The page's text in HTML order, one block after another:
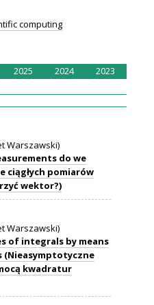
computing
2025 2024 2023
Warszawski)
do we
ciągłych pomiarów
wektor?)
Warszawski)
of integrals by means
kwadratur